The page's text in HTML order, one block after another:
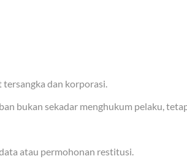
dan korporasi.
bukan sekadar menghukum pelaku,
atau permohonan restitusi.